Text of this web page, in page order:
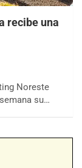
recibe una
Noreste
su…